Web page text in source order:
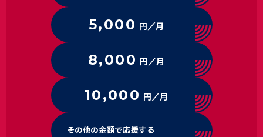
5,000 円／月
8,000 円／月
10,000 円／月
その他の金額で応援する